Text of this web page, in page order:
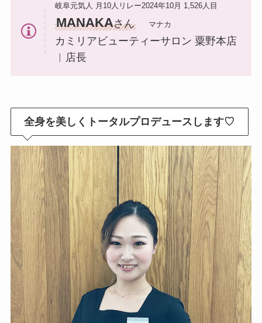
岐阜元気人 月10人リレー2024年10月 1,526人目
MANAKAさん マナカ
カミリアビューティーサロン 粟野本店
︱店長
全身を美しくトータルプロデュースします♡